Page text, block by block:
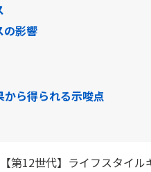
の影響
ら得られる示唆点
第12世代】ライフスタイ